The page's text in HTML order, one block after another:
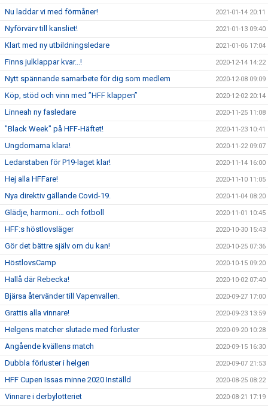
Nu laddar vi med förmåner! 2021-01-14 20:11
Nyförvärv till kansliet! 2021-01-13 09:40
Klart med ny utbildningsledare 2021-01-06 17:04
Finns julklappar kvar...! 2020-12-14 14:22
Nytt spännande samarbete för dig som medlem 2020-12-08 09:09
Köp, stöd och vinn med ”HFF klappen” 2020-12-02 20:14
Linneah ny fasledare 2020-11-25 11:08
"Black Week" på HFF-Häftet! 2020-11-23 10:41
Ungdomarna klara! 2020-11-22 09:07
Ledarstaben för P19-laget klar! 2020-11-14 16:00
Hej alla HFFare! 2020-11-10 11:05
Nya direktiv gällande Covid-19. 2020-11-04 08:20
Glädje, harmoni… och fotboll 2020-11-01 10:45
HFF:s höstlovsläger 2020-10-30 15:43
Gör det bättre själv om du kan! 2020-10-25 07:36
HöstlovsCamp 2020-10-15 09:20
Hallå där Rebecka! 2020-10-02 07:40
Bjärsa återvänder till Vapenvallen. 2020-09-27 17:00
Grattis alla vinnare! 2020-09-23 13:59
Helgens matcher slutade med förluster 2020-09-20 10:28
Angående kvällens match 2020-09-15 16:30
Dubbla förluster i helgen 2020-09-07 21:53
HFF Cupen Issas minne 2020 Inställd 2020-08-25 08:22
Vinnare i derbylotteriet 2020-08-21 17:19